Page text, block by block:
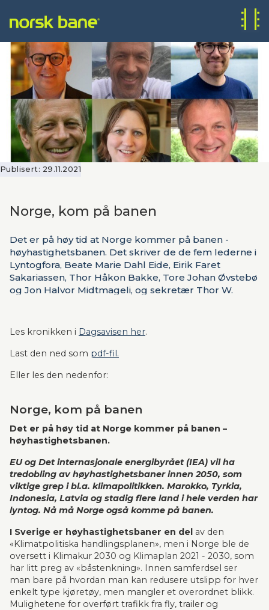
Publisert: 29.11.2021
Norge, kom på banen
Det er på høy tid at Norge kommer på banen -
høyhastighetsbanen. Det skriver de de fem lederne i
Lyntogfora, Beate Marie Dahl Eide, Eirik Faret
Sakariassen, Thor Håkon Bakke, Tore Johan Øvstebø
og Jon Halvor Midtmageli, og sekretær Thor W.
Les kronikken i Dagsavisen her.
Last den ned som pdf-fil.
Eller les den nedenfor:
Norge, kom på banen
Det er på høy tid at Norge kommer på banen –
høyhastighetsbanen.
EU og Det internasjonale energibyrået (IEA) vil ha
tredobling av høyhastighetsbaner innen 2050, som
viktige grep i bl.a. klimapolitikken. Marokko, Tyrkia,
Indonesia, Latvia og stadig flere land i hele verden har
lyntog. Nå må Norge også komme på banen.
I Sverige er høyhastighetsbaner en del av den
«Klimatpolitiska handlingsplanen», men i Norge ble de
oversett i Klimakur 2030 og Klimaplan 2021 - 2030, som
har litt preg av «båstenkning». Innen samferdsel ser
man bare på hvordan man kan redusere utslipp for hver
enkelt type kjøretøy, men mangler et overordnet blikk.
Mulighetene for overført trafikk fra fly, trailer og